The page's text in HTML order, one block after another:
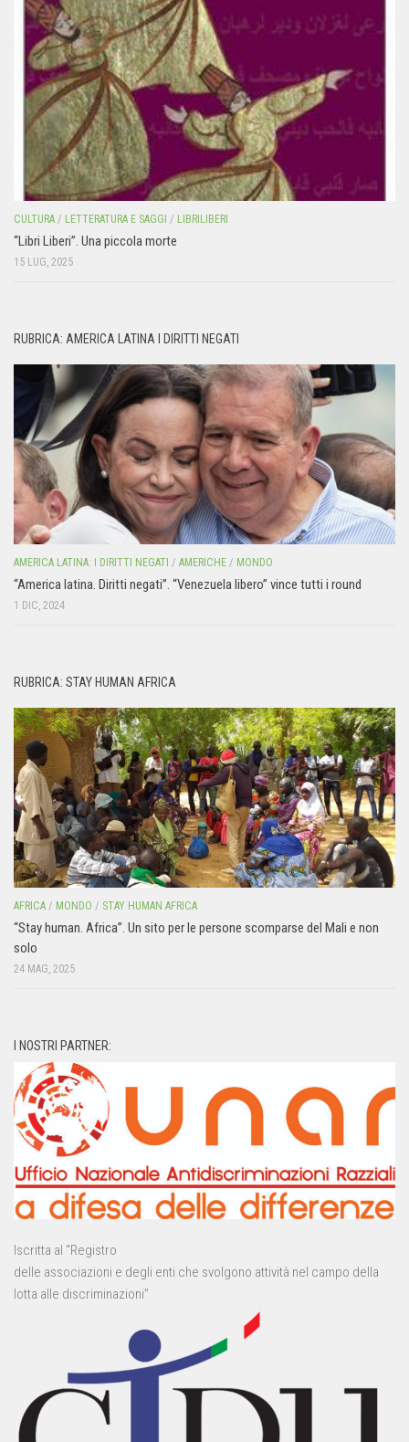
CULTURA / LETTERATURA E SAGGI / LIBRILIBERI
“Libri Liberi”. Una piccola morte
15 LUG, 2025
RUBRICA: AMERICA LATINA I DIRITTI NEGATI
AMERICA LATINA: I DIRITTI NEGATI / AMERICHE / MONDO
“America latina. Diritti negati”. “Venezuela libero” vince tutti i round
1 DIC, 2024
RUBRICA: STAY HUMAN AFRICA
AFRICA / MONDO / STAY HUMAN AFRICA
“Stay human. Africa”. Un sito per le persone scomparse del Mali e non
solo
24 MAG, 2025
I NOSTRI PARTNER:
Iscritta al “Registro
delle associazioni e degli enti che svolgono attività nel campo della
lotta alle discriminazioni”